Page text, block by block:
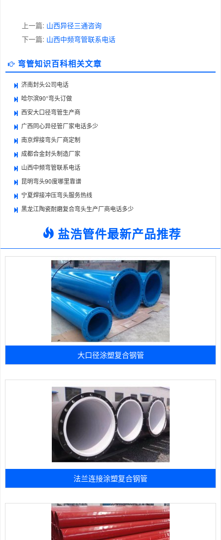
上一篇: 山西异径三通咨询
下一篇: 山西中频弯管联系电话
弯管知识百科相关文章
济南封头公司电话
哈尔滨90°弯头订做
西安大口径弯管生产商
广西同心异径管厂家电话多少
南京焊接弯头厂商定制
成都合金封头制造厂家
山西中频弯管联系电话
昆明弯头90度哪里靠谱
宁夏焊接冲压弯头服务热线
黑龙江陶瓷耐磨复合弯头生产厂商电话多少
盐浩管件最新产品推荐
大口径涂塑复合钢管
法兰连接涂塑复合钢管